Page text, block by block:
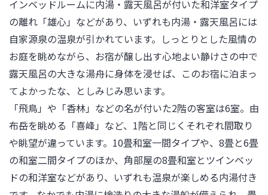
インベッドルームに内湯・露天風呂が付いた和洋室タイプ
の離れ「雄心」などがあり、いずれも内湯・露天風呂には
自家源泉の温泉が引かれています。しっとりとした風情の
お庭を眺めながら、お宿が醸し出す心地よい静けさの中で
露天風呂の大きな湯舟に身体を浸せば、このお宿に泊まっ
てよかったな、としみじみ思います。
「飛鳥」や「香林」などの名が付いた2階の客室は6室。由
布岳を眺める「喜峰」など、1階と同じくそれぞれ間取り
や眺望が違っています。10畳和室一間タイプや、8畳と6畳
の和室二間タイプのほか、角部屋の8畳和室とツインベッ
ドの和洋室などがあり、いずれも温泉が楽しめる内湯付き